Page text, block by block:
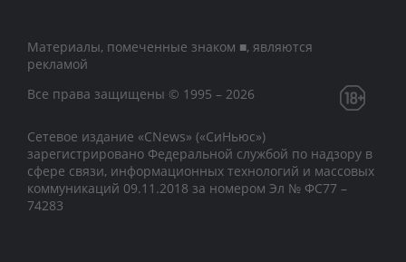
Материалы, помеченные знаком ■, являются
рекламой
Все права защищены © 1995 – 2026
Сетевое издание «CNews» («СиНьюс»)
зарегистрировано Федеральной службой по надзору в
сфере связи, информационных технологий и массовых
коммуникаций 09.11.2018 за номером Эл № ФС77 –
74283